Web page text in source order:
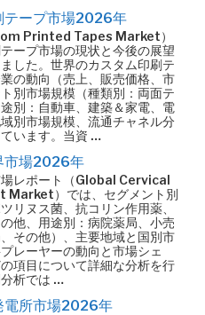
テープ市場2026年
Printed Tapes Market）
ープ市場の現状と今後の展望
した。世界のカスタム印刷テ
の動向（売上、販売価格、市
別市場規模（種類別：両面テ
別：自動車、建築＆家電、電
別市場規模、流通チャネル分
います。当資 …
市場2026年
レポート（Global Cervical
）では、セグメント別
リヌス菌、抗コリン作用薬、
他、用途別：病院薬局、小売
その他）、主要地域と国別市
レーヤーの動向と市場シェ
項目について詳細な分析を行
析では …
電所市場2026年